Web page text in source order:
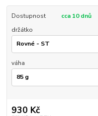
Dostupnost
cca 10 dnů
držátko
váha
930 Kč